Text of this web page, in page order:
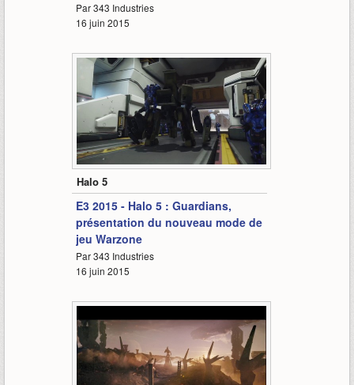
Par 343 Industries
16 juin 2015
1:22
Halo 5
E3 2015 - Halo 5 : Guardians,
présentation du nouveau mode de
jeu Warzone
Par 343 Industries
16 juin 2015